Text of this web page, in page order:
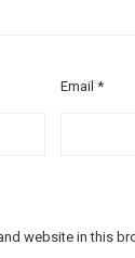
Email*
website in this